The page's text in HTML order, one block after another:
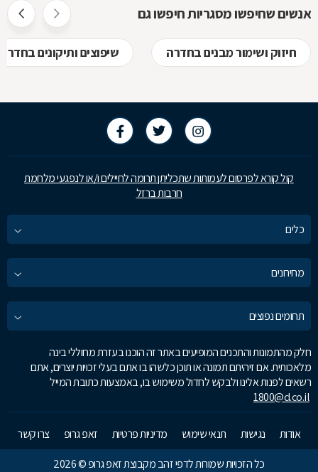
אנשים שחיפשו מסגריות חיפשו גם
חיזוק ושימור מבנים בחדרה שיפוצים ותיקונים בחדרה
קול קורא לפרסום לעמותות שתכליתן תרומה לחיילים ו/או לנפגעי מלחמת
חרבות ברזל
כלים
מחירונים
תחומים נפוצים
חלק מהתמונות והתכנים המופיעים באתר זה הוכנו בעזרת מחוללי בינה
מלאכותית. אם זיהיתם תמונה או תוכן כלשהו בו אתם בעלי זכויות יוצרים, אתם
רשאים לפנות אלינו ולבקש לחדול משימוש בו, באמצעות כתובת המייל
1800@d.co.il
אודות נגישות תנאי שימוש מדיניות פרטיות זאפ גרופ
צרו קשר
כל הזכויות שמורות לדפי זהב מקבוצת זאפ גרופ © 2026